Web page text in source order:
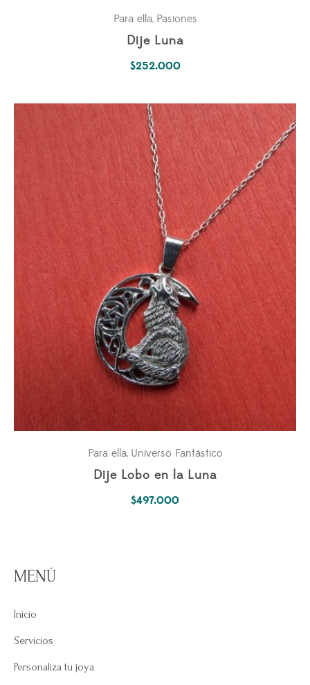
Para ella, Pasiones
Dije Luna
$252.000
Para ella, Universo Fantástico
Dije Lobo en la Luna
$497.000
MENÚ
Inicio
Servicios
Personaliza tu joya